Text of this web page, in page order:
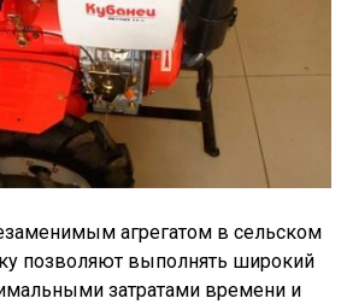
агрегатом в сельском
позволяют выполнять широкий
затратами времени и